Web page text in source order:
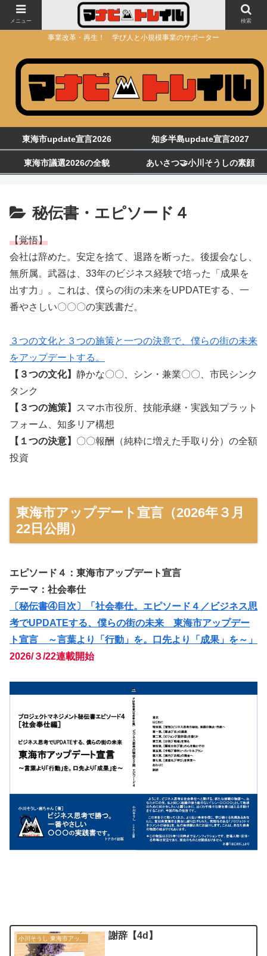
事業改革・再生！ 学び人と小規模事業のサポーター
東海市update宣言2026 知多半島update宣言2027
東海市議選2026の全貌 あいさつ🤝小川そうしの素顔
秘伝書・エピソード４
【覚悟】
会社は辞めた。安定を捨て、退路を断った。後援会なし、
無所属。武器は、33年のビジネス経験で培った「成果を
出す力」。これは、僕らの街の未来をUPDATEする、一
番やさしい〇〇〇の実践書だ。
３つの文化と ３つの施策と一つの決意で、僕らの街の未来
をアップデートする。
【３つの文化】 静かな〇〇、シン・兼業〇〇、市民シンク
タンク
【３つの施策】
スマホ市役所、技能承継・実践知プラット
フォーム、知多リア構想
【１つの決意】 〇〇報酬（純粋に増えた手取り分）の全額
投資
東海市アップデート宣言（2026年３月
22日公開）
エピソード４：東海市アップデート宣言
テーマ： 社会奉仕
〔秘伝書④目次〕「社会奉仕。 エピソード４／ビジネス思
考でUPDATEする、僕らの街の未来 東海市アップデー
ト宣言 ～言葉より「行動」を。口先より「成果」を～ 」
2026/３/22連載開始
謝辞【4d】
メニュー 検索